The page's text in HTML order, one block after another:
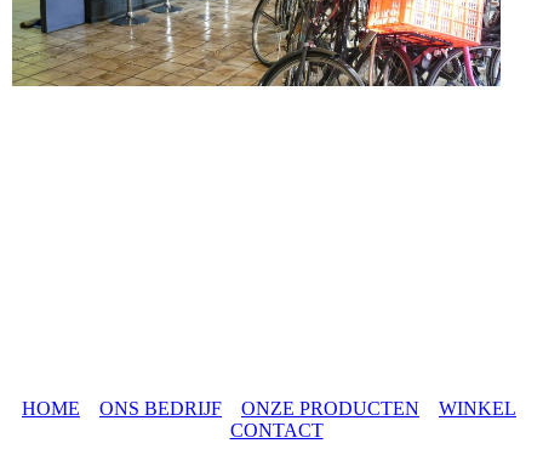
HOME ONS BEDRIJF ONZE PRODUCTEN
WINKEL
CONTACT